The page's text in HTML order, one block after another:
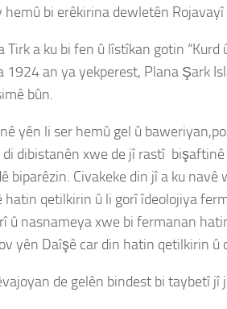
hemû bi erêkirina dewletên
Tirk a ku bi fen û lîstîkan gotin
1924 an ya yekperest, Plana Şark
bûn.
yên li ser hemû gel û
dibistanên xwe de jî rastî
biparêzin. Civakeke din jî a ku
hatin qetilkirin û li gorî îdeolojiya
û nasnameya xwe bi fermanan
yên Daîşê car din hatin qetilkirin û
de gelên bindest bi taybetî